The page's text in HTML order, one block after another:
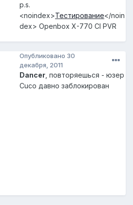
p.s.
<noindex>Тестирование</noin
dex> Openbox X-770 CI PVR
Опубликовано 30
декабря, 2011
Dancer , повторяешься - юзер
Cuco давно заблокирован